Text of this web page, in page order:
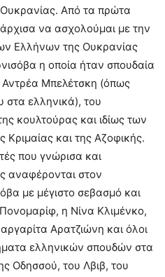
Από τα πρώτα
να ασχολούμαι με την
Ελλήνων της Ουκρανίας
η οποία ήταν σπουδαία
Αντρέα Μπελέτσκη (όπως
στα ελληνικά), του
κουλτούρας και ιδίως των
και της Αζοφικής.
που γνώρισα και
αναφέρονται στον
με μέγιστο σεβασμό και
η Νίνα Κλιμένκο,
Αρατζιώνη και όλοι
ελληνικών σπουδών στα
Οδησσού, του Λβιβ, του